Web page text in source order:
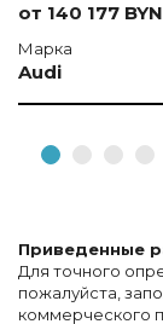
от 140 177 BYN
Марка
Audi
Приведенные
Для точного
пожалуйста,
коммерческого